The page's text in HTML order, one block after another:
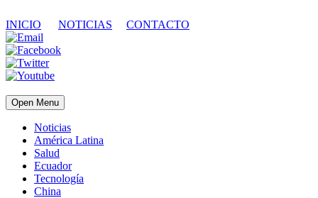
INICIO NOTICIAS CONTACTO
Open Menu
Noticias
América Latina
Salud
Ecuador
Tecnología
China